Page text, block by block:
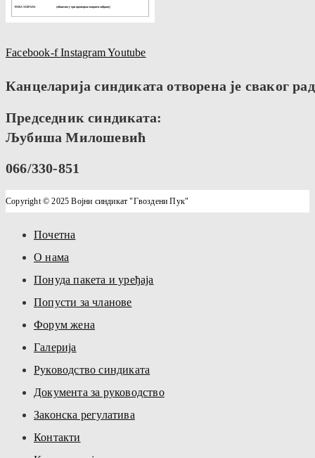
Facebook-f InstagramYoutube
Канцеларија синдиката отворена је сваког
Председник синдиката:
Љубиша Милошевић
066/330-851
Copyright © 2025 Војни синдикат "Гвоздени Пук"
Почетна
О нама
Понуда пакета и уређаја
Попусти за чланове
Форум жена
Галерија
Руководство синдиката
Документа за руководство
Законска регулатива
Контакти